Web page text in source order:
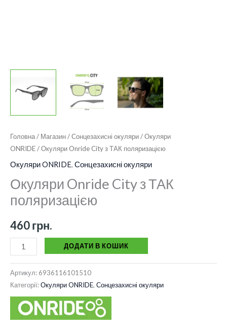
Головна/ Магазин/Сонцезахисні окуляри/Окуляри
ONRIDE/ Окуляри Onride City з ТАК поляризацією
Окуляри ONRIDE, Сонцезахисні окуляри
Окуляри Onride City з ТАК
поляризацією
460грн.
ДОДАТИ В КОШИК
Артикул: 6936116101510
Категорії:Окуляри ONRIDE, Сонцезахисні окуляри